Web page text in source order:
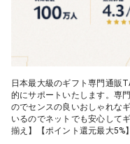
日本最大級のギフト専門通販
的にサポートいたします。専
のでセンスの良いおしゃれな
いるのでネットでも安心して
揃え】【ポイント還元最大5%